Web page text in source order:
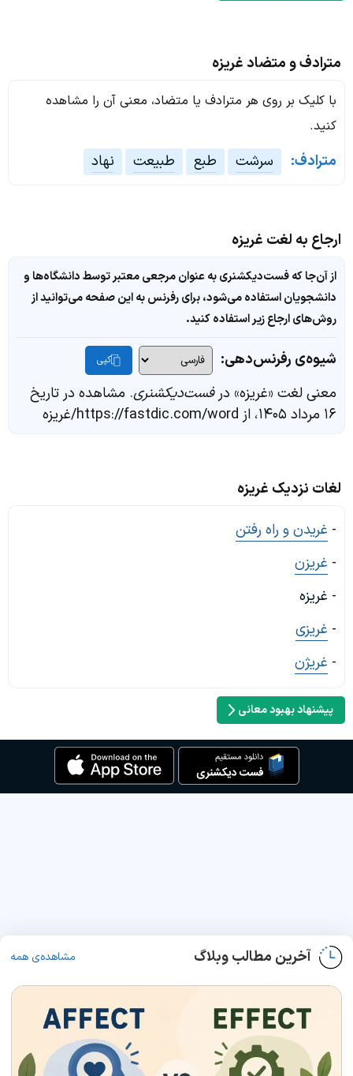
مترادف و متضاد غریزه
با کلیک بر روی هر مترادف یا متضاد، معنی آن را مشاهده
کنید.
مترادف: سرشت طبع طبیعت نهاد
ارجاع به لغت غریزه
از آن‌جا که فست‌دیکشنری به عنوان مرجعی معتبر توسط دانشگاه‌ها و
دانشجویان استفاده می‌شود، برای رفرنس به این صفحه می‌توانید از
روش‌های ارجاع زیر استفاده کنید.
شیوه‌ی رفرنس‌دهی: کپی
معنی لغت «غریزه» درفست‌دیکشنری. مشاهده در تاریخ
۱۶ مرداد ۱۴۰۵، از https://fastdic.com/word/غریزه
لغات نزدیک غریزه
- غریدن و راه رفتن
- غریزن
- غریزه
- غریزی
- غریژن
پیشنهاد بهبود معانی
آخرین مطالب وبلاگ مشاهده‌ی همه